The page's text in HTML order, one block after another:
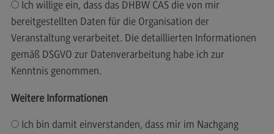
Berufsperspektiven
Kontakt
Informatik
Profil-O-Mat Informatik
Rahmenbedingungen
bereitgestellten Daten für die Organisation der
Veranstaltung verarbeitet. Die detaillierten Informationen
gemäß DSGVO zur Datenverarbeitung habe ich zur
Kenntnis genommen.
Weitere Informationen